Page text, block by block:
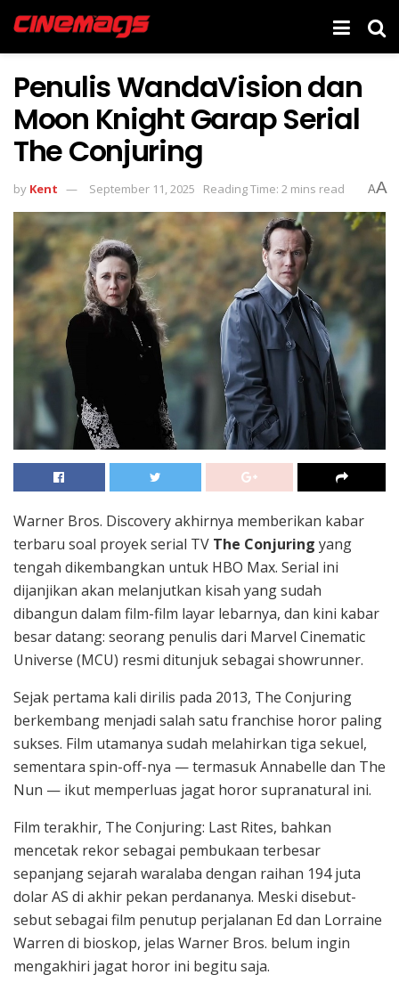
Penulis WandaVision dan
Moon Knight Garap Serial
The Conjuring
by Kent September 11, 2025 Reading Time: 2 mins read AA
Warner Bros. Discovery akhirnya memberikan kabar
terbaru soal proyek serial TV The Conjuring yang
tengah dikembangkan untuk HBO Max. Serial ini
dijanjikan akan melanjutkan kisah yang sudah
dibangun dalam film-film layar lebarnya, dan kini kabar
besar datang: seorang penulis dari Marvel Cinematic
Universe (MCU) resmi ditunjuk sebagai showrunner.
Sejak pertama kali dirilis pada 2013, The Conjuring
berkembang menjadi salah satu franchise horor paling
sukses. Film utamanya sudah melahirkan tiga sekuel,
sementara spin-off-nya — termasuk Annabelle dan The
Nun — ikut memperluas jagat horor supranatural ini.
Film terakhir, The Conjuring: Last Rites, bahkan
mencetak rekor sebagai pembukaan terbesar
sepanjang sejarah waralaba dengan raihan 194 juta
dolar AS di akhir pekan perdananya. Meski disebut-
sebut sebagai film penutup perjalanan Ed dan Lorraine
Warren di bioskop, jelas Warner Bros. belum ingin
mengakhiri jagat horor ini begitu saja.